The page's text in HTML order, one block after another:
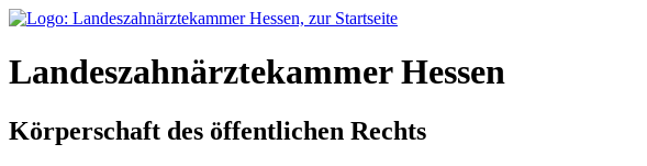
Landeszahnärztekammer Hessen
Körperschaft des öffentlichen Rechts